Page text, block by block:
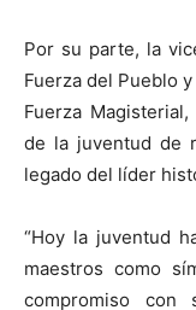
Por su parte, la
Fuerza del Pueblo
Fuerza
de la juventud de
legado del líder
“Hoy la juventud
maestros como
compromiso con